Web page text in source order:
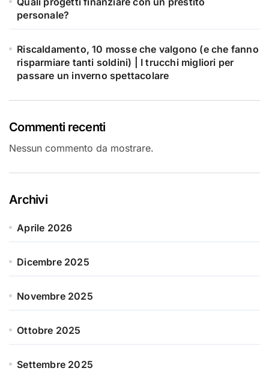
personale?
Riscaldamento, 10 mosse che valgono (e che fanno
risparmiare tanti soldini) | I trucchi migliori per
passare un inverno spettacolare
Commenti recenti
Nessun commento da mostrare.
Archivi
Aprile 2026
Dicembre 2025
Novembre 2025
Ottobre 2025
Settembre 2025